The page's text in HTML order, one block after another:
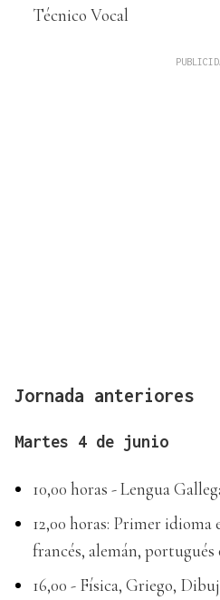
Técnico Vocal
Jornada anteriores
Martes 4 de junio
10,00 horas - Lengua
12,00 horas: Primer idioma
francés, alemán,
16,00 - Física, Griego,